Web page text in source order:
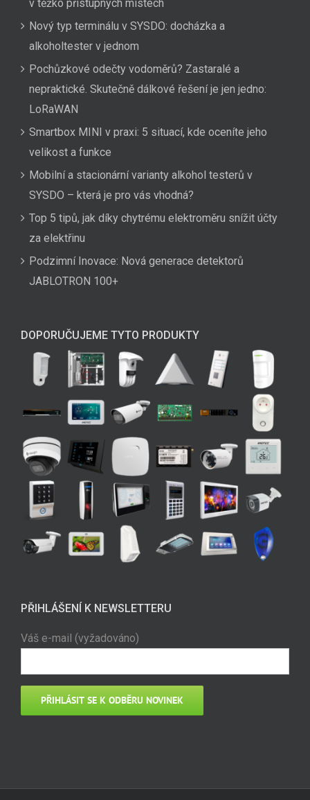
v těžko přístupných místech
Nový typ terminálu v SYSDO: docházka a
alkoholtester v jednom
Pochůzkové odečty vodoměrů? Zastaralé a
nepraktické. Skutečně dálkové řešení je jen jedno:
LoRaWAN
Smartbox MINI v praxi: 5 situací, kde oceníte jeho
velikost a funkce
Mobilní a stacionární varianty alkohol testerů v
SYSDO – která je pro vás vhodná?
Top 5 tipů, jak díky chytrému elektroměru snížit účty
za elektřinu
Podzimní Inovace: Nová generace detektorů
JABLOTRON 100+
DOPORUČUJEME TYTO PRODUKTY
PŘIHLÁŠENÍ K NEWSLETTERU
Váš e-mail (vyžadováno)